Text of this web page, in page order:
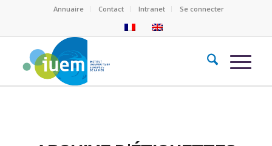
Annuaire Contact Intranet Se connecter